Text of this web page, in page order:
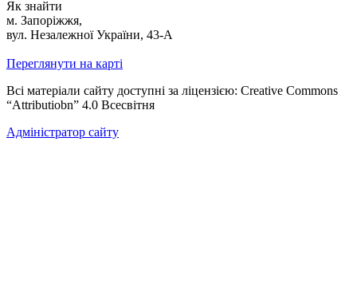
Як знайти
м. Запоріжжя,
вул. Незалежної України, 43-А
Переглянути на карті
Всі матеріали сайту доступні за ліцензією: Creative Commons
“Attributiobn” 4.0 Всесвітня
Адміністратор сайту